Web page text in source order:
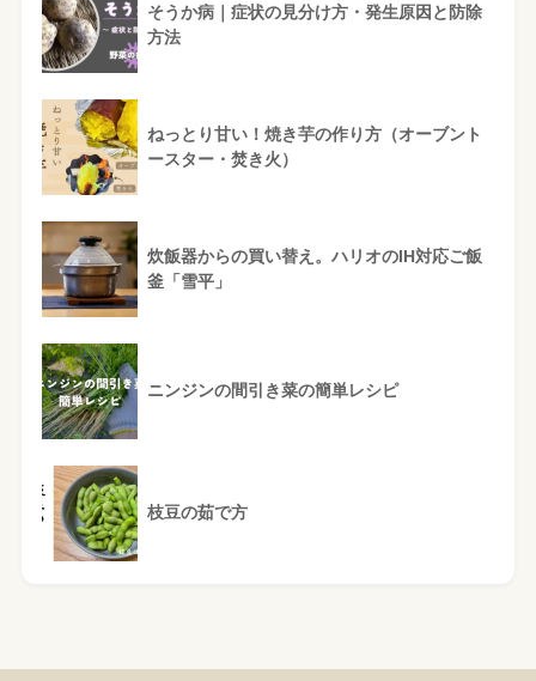
そうか病｜症状の見分け方・発生原因と防除
方法
ねっとり甘い！焼き芋の作り方（オーブント
ースター・焚き火）
炊飯器からの買い替え。ハリオのIH対応ご飯
釜「雪平」
ニンジンの間引き菜の簡単レシピ
枝豆の茹で方